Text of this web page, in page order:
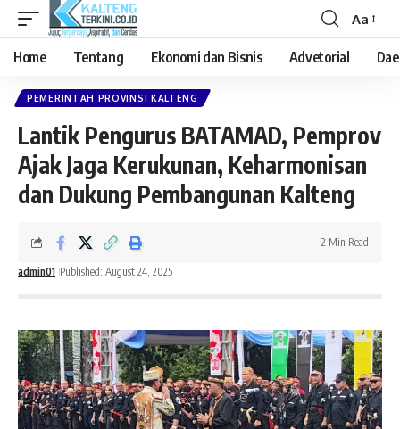
Font
Resizer
Aa
Home Tentang Ekonomi dan Bisnis Advetorial
PEMERINTAH PROVINSI KALTENG
Lantik Pengurus BATAMAD, Pemprov
Ajak Jaga Kerukunan, Keharmonisan
dan Dukung Pembangunan Kalteng
admin01 Published: August 24, 2025
2 Min Read